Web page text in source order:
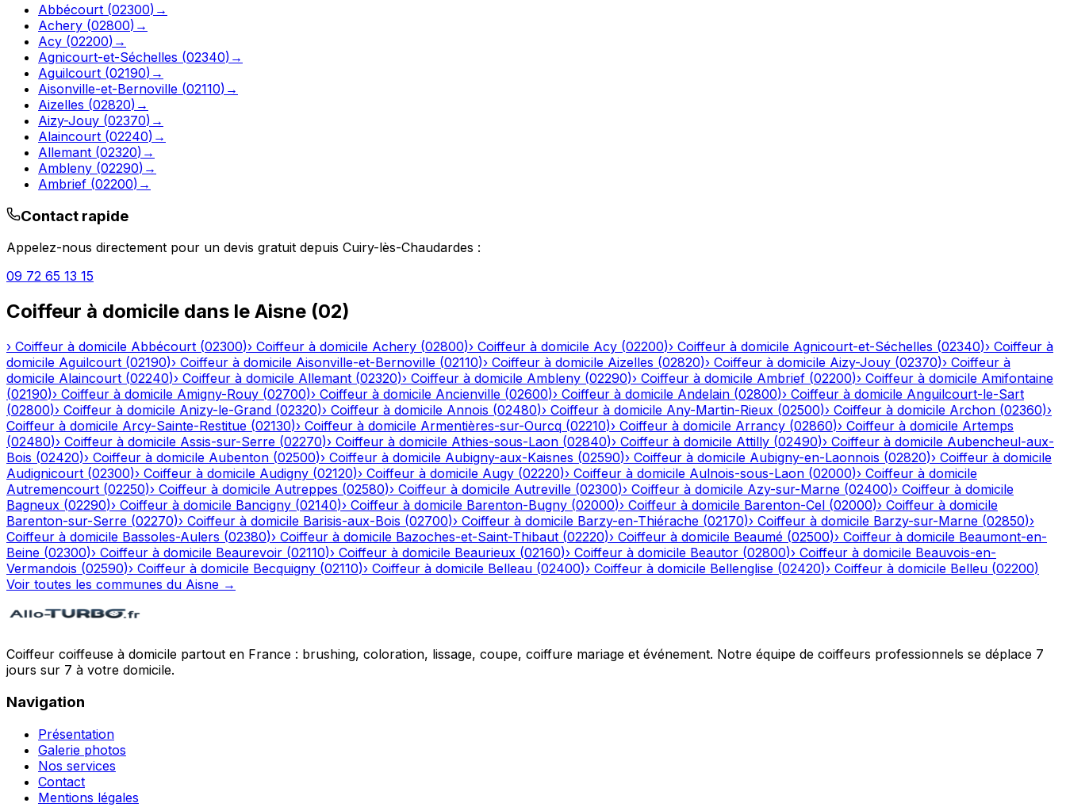
Abbécourt (02300) →
Achery (02800) →
Acy (02200) →
Agnicourt-et-Séchelles (02340) →
Aguilcourt (02190) →
Aisonville-et-Bernoville (02110) →
Aizelles (02820) →
Aizy-Jouy (02370) →
Alaincourt (02240) →
Allemant (02320) →
Ambleny (02290) →
Ambrief (02200) →
Contact rapide
Appelez-nous directement pour un devis gratuit depuis Cuiry-lès-Chaudardes :
09 72 65 13 15
Coiffeur à domicile dans le Aisne (02)
› Coiffeur à domicile Abbécourt (02300)› Coiffeur à domicile Achery (02800)› Coiffeur à domicile Acy (02200)› Coiffeur à domicile Agnicourt-et-Séchelles (02340)› Coiffeur à
domicile Aguilcourt (02190)› Coiffeur à domicile Aisonville-et-Bernoville (02110)› Coiffeur à domicile Aizelles (02820)› Coiffeur à domicile Aizy-Jouy (02370)› Coiffeur à
domicile Alaincourt (02240)› Coiffeur à domicile Allemant (02320)› Coiffeur à domicile Ambleny (02290)› Coiffeur à domicile Ambrief (02200)› Coiffeur à domicile Amifontaine
(02190)› Coiffeur à domicile Amigny-Rouy (02700)› Coiffeur à domicile Ancienville (02600)› Coiffeur à domicile Andelain (02800)› Coiffeur à domicile Anguilcourt-le-Sart
(02800)› Coiffeur à domicile Anizy-le-Grand (02320)› Coiffeur à domicile Annois (02480)› Coiffeur à domicile Any-Martin-Rieux (02500)› Coiffeur à domicile Archon (02360)›
Coiffeur à domicile Arcy-Sainte-Restitue (02130)› Coiffeur à domicile Armentières-sur-Ourcq (02210)› Coiffeur à domicile Arrancy (02860)› Coiffeur à domicile Artemps
(02480)› Coiffeur à domicile Assis-sur-Serre (02270)› Coiffeur à domicile Athies-sous-Laon (02840)› Coiffeur à domicile Attilly (02490)› Coiffeur à domicile Aubencheul-aux-
Bois (02420)› Coiffeur à domicile Aubenton (02500)› Coiffeur à domicile Aubigny-aux-Kaisnes (02590)› Coiffeur à domicile Aubigny-en-Laonnois (02820)› Coiffeur à domicile
Audignicourt (02300)› Coiffeur à domicile Audigny (02120)› Coiffeur à domicile Augy (02220)› Coiffeur à domicile Aulnois-sous-Laon (02000)› Coiffeur à domicile
Autremencourt (02250)› Coiffeur à domicile Autreppes (02580)› Coiffeur à domicile Autreville (02300)› Coiffeur à domicile Azy-sur-Marne (02400)› Coiffeur à domicile
Bagneux (02290)› Coiffeur à domicile Bancigny (02140)› Coiffeur à domicile Barenton-Bugny (02000)› Coiffeur à domicile Barenton-Cel (02000)› Coiffeur à domicile
Barenton-sur-Serre (02270)› Coiffeur à domicile Barisis-aux-Bois (02700)› Coiffeur à domicile Barzy-en-Thiérache (02170)› Coiffeur à domicile Barzy-sur-Marne (02850)›
Coiffeur à domicile Bassoles-Aulers (02380)› Coiffeur à domicile Bazoches-et-Saint-Thibaut (02220)› Coiffeur à domicile Beaumé (02500)› Coiffeur à domicile Beaumont-en-
Beine (02300)› Coiffeur à domicile Beaurevoir (02110)› Coiffeur à domicile Beaurieux (02160)› Coiffeur à domicile Beautor (02800)› Coiffeur à domicile Beauvois-en-
Vermandois (02590)› Coiffeur à domicile Becquigny (02110)› Coiffeur à domicile Belleau (02400)› Coiffeur à domicile Bellenglise (02420)› Coiffeur à domicile Belleu (02200)
Voir toutes les communes du Aisne →
Coiffeur coiffeuse à domicile partout en France : brushing, coloration, lissage, coupe, coiffure mariage et événement. Notre équipe de coiffeurs professionnels se déplace 7
jours sur 7 à votre domicile.
Navigation
Présentation
Galerie photos
Nos services
Contact
Mentions légales